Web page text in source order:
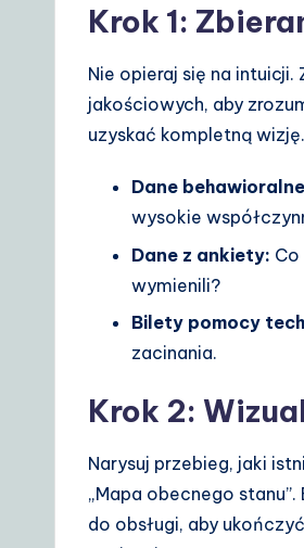
Krok 1:
Nie opieraj się na
jakościowych, aby
uzyskać kompletną wizję.
Dane
wysokie
Dane z ankiety:
wymienili?
Bilety pomocy
zacinania.
Krok 2:
Narysuj przebieg, jaki
„Mapa obecnego
do obsługi, aby